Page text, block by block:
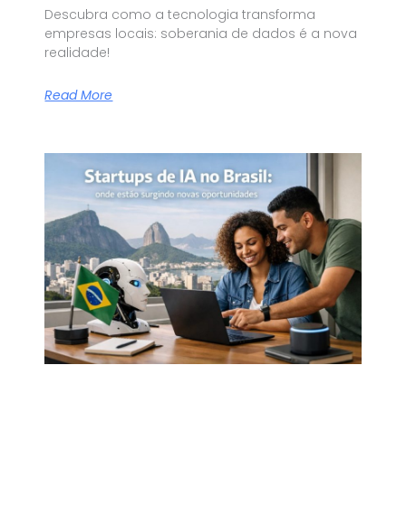
Descubra como a tecnologia transforma
empresas locais: soberania de dados é a nova
realidade!
Read More